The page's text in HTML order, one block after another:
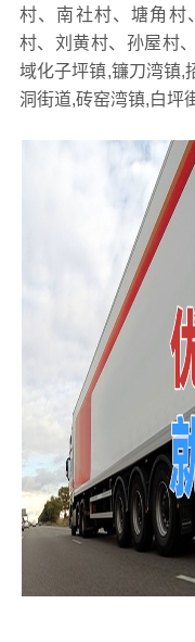
村、南社村、塘角村
村、刘黄村、孙屋村
域化子坪镇,镰刀湾镇,
洞街道,砖窑湾镇,白坪